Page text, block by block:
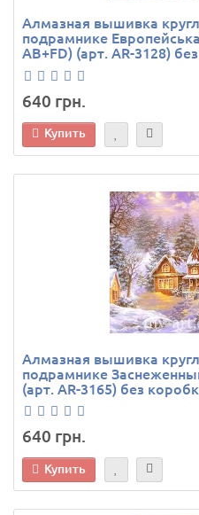
Алмазная вышивка
подрамнике
AB+FD) (арт. AR-3128)
640 грн.
Купить
Алмазная вышивка
подрамнике
(арт. AR-3165) без
640 грн.
Купить